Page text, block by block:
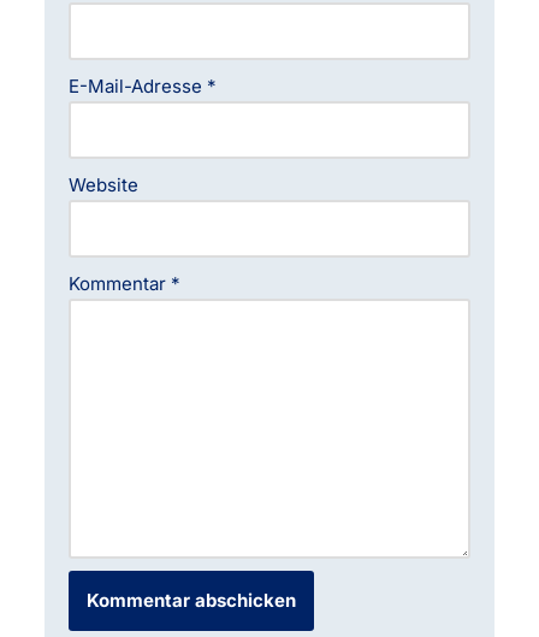
E-Mail-Adresse *
Website
Kommentar *